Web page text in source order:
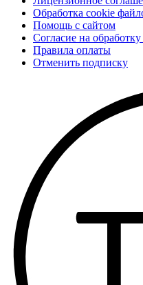
Обработка cookie
Помощь с сайтом
Согласие на
Правила оплаты
Отменить подписку